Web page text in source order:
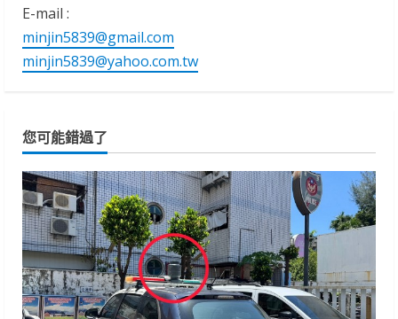
E-mail :
minjin5839@gmail.com
minjin5839@yahoo.com.tw
您可能錯過了